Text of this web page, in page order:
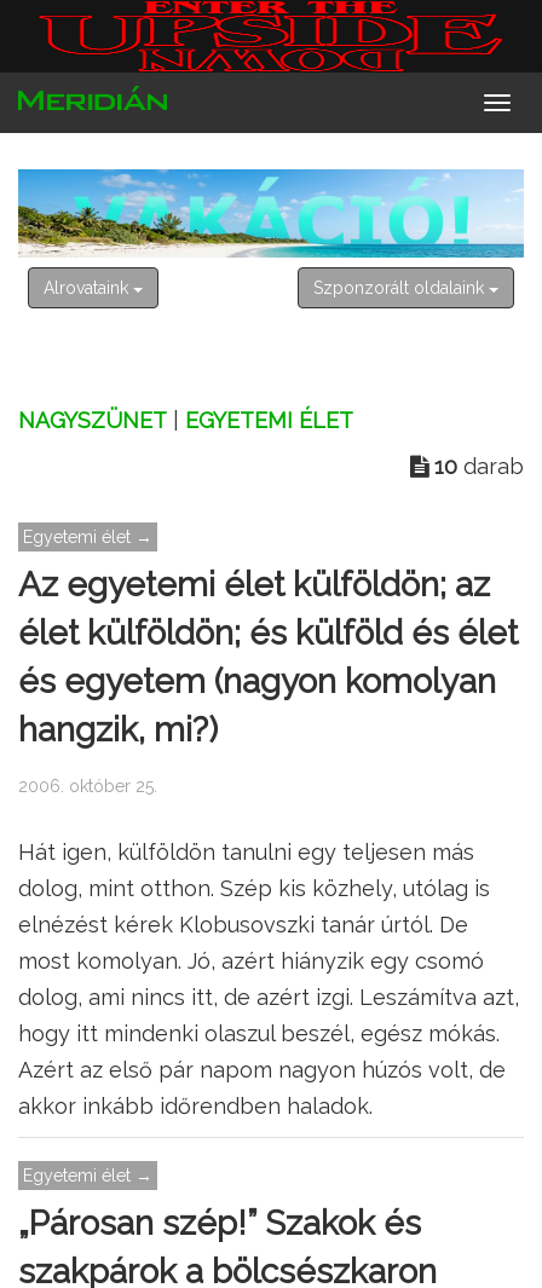
2026. augusztus 9. vasárnap
Emőd
Alrovataink Szponzorált oldalaink
NAGYSZÜNET
EGYETEMI ÉLET
10 darab
Egyetemi élet →
Az egyetemi élet külföldön; az
élet külföldön; és külföld és élet
és egyetem (nagyon komolyan
hangzik, mi?)
2006. október 25.
Hát igen, külföldön tanulni egy teljesen más
dolog, mint otthon. Szép kis közhely, utólag is
elnézést kérek Klobusovszki tanár úrtól. De
most komolyan. Jó, azért hiányzik egy csomó
dolog, ami nincs itt, de azért izgi. Leszámítva azt,
hogy itt mindenki olaszul beszél, egész mókás.
Azért az első pár napom nagyon húzós volt, de
akkor inkább időrendben haladok.
Egyetemi élet →
„Párosan szép!” Szakok és
szakpárok a bölcsészkaron